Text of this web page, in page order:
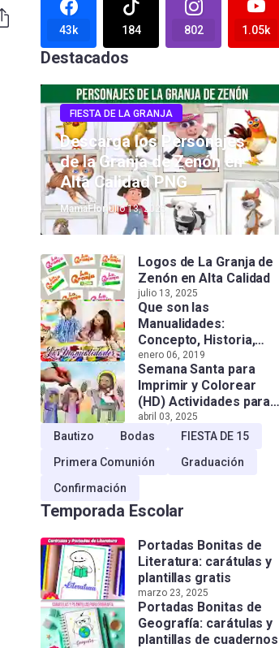
43k 184 802 1.05k
Destacados
FIESTA DE LA GRANJA
Descarga los Personajes
de la Granja de Zenón en
Alta Calidad PNG
MamaFlorjulio 13, 2025
Logos de La Granja de
Zenón en Alta Calidad
julio 13, 2025
Que son las
Manualidades:
Concepto, Historia,
Tipos e Importancia
enero 06, 2019
Semana Santa para
Imprimir y Colorear
(HD) Actividades para
Niños!
abril 03, 2025
Bautizo Bodas
FIESTA DE 15
Primera Comunión
Graduación
Confirmación
Temporada Escolar
Portadas Bonitas de
Literatura: carátulas y
plantillas gratis
marzo 23, 2025
Portadas Bonitas de
Geografía: carátulas y
plantillas de cuadernos